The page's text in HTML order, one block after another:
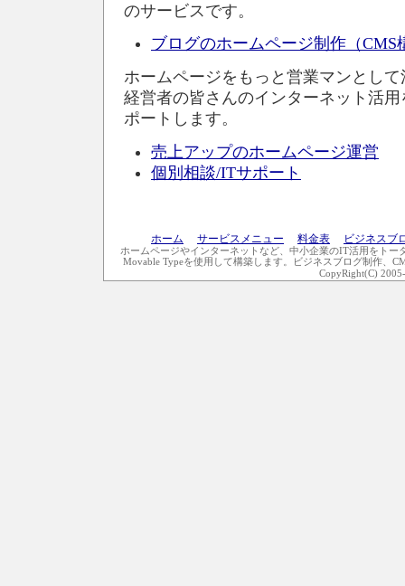
のサービスです。
ブログのホームページ制作（CMS
ホームページをもっと営業マンとし
経営者の皆さんのインターネット活
ポートします。
売上アップのホームページ運営
個別相談/ITサポート
ホーム サービスメニュー 料金表 ビジネスブ
ホームページやインターネットなど、中小企業のIT活用をト
Movable Typeを使用して構築します。ビジネスブログ制作、
CopyRight(C)